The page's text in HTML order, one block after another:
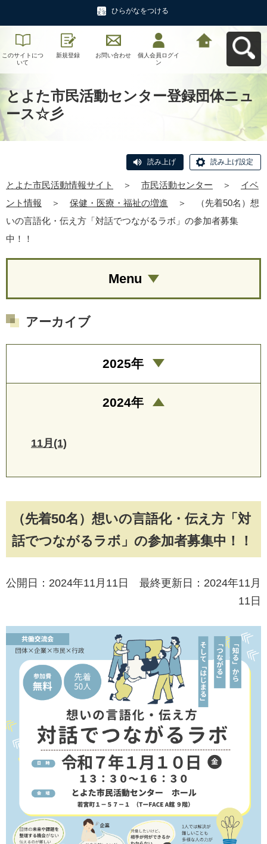
ひらがなをつける
このサイトにつ
いて
新規登録 お問い合わせ
個人会員ログイ
ン
とよた市民活動センター登録団体ニュ
ース☆彡
読み上げ 読み上げ設定
とよた市民活動情報サイト ＞ 市民活動センター ＞
イベ
ント情報
＞ 保健・医療・福祉の増進 ＞
（先着50名）想
いの言語化・伝え方「対話でつながるラボ」の参加者募集
中！！
（先着50名）想いの言語化・伝え方「対
話でつながるラボ」の参加者募集中！！
公開日：2024年11月11日 最終更新日：2024年11月
11日
Menu
アーカイブ
2025年
2024年
11月(1)